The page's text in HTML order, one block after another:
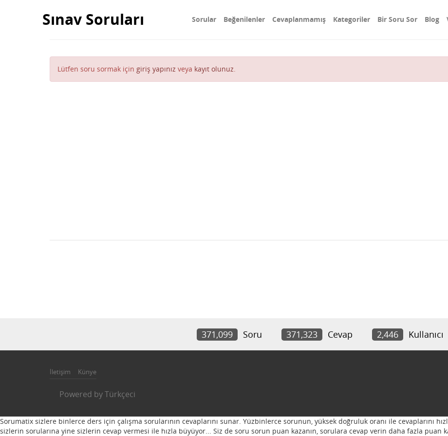
Sınav Soruları Sorular Beğenilenler Cevaplanmamış Kategoriler Bir Soru Sor Blog
Lütfen soru sormak için giriş yapınız veya kayıt olunuz.
371,099 Soru 371,323 Cevap 2,446 Kullanıcı
İletişim Künye
Powered byTürkçeci
Sorumatix sizlere binlerce ders için çalışma sorularının cevaplarını sunar. Yüzbinlerce sorunun, yüksek doğruluk oranı ile cevaplarını
sizlerin sorularına yine sizlerin cevap vermesi ile hızla büyüyor... Siz de soru sorun puan kazanın, sorulara cevap verin daha fazla puan